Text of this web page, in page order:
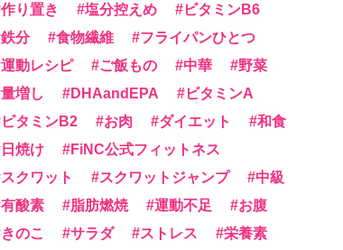
作り置き
塩分控えめ
ビタミンB6
鉄分
食物繊維
フライパンひとつ
運動レシピ
ご飯もの 中華
野菜
量増し
DHAandEPA
ビタミンA
ビタミンB2
お肉 ダイエット
和食
日焼け
FiNC公式フィットネス
スクワット
スクワットジャンプ
中級
有酸素
脂肪燃焼 運動不足
お腹
きのこ
サラダ ストレス
栄養素